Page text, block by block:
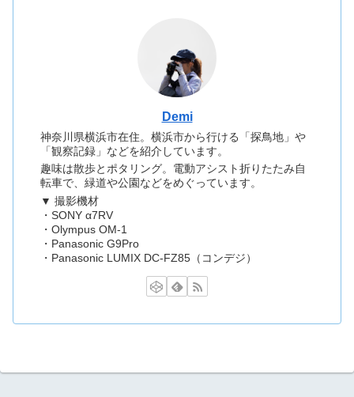
Demi
神奈川県横浜市在住。横浜市から行ける「探鳥地」や
「観察記録」などを紹介しています。
趣味は散歩とポタリング。電動アシスト折りたたみ自
転車で、緑道や公園などをめぐっています。
▼ 撮影機材
・SONY α7RV
・Olympus OM-1
・Panasonic G9Pro
・Panasonic LUMIX DC-FZ85（コンデジ）